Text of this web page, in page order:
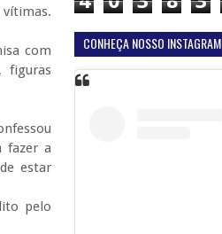
vítimas.
com
figuras
fazer a
estar
pelo
CONHEÇA NOSSO INSTAGRAM